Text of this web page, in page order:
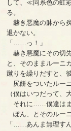
して、≪同系色の虹
る。
赫き悪魔の躰から
退かない。
「……っ！」
赫き悪魔にその切
と、そのままルーニ
蹴りを繰りだすと、
尻餅をついたルー
（僕はいつだって、
それに……僕達はま
ぽん、とそのルー
「……あんま無理す